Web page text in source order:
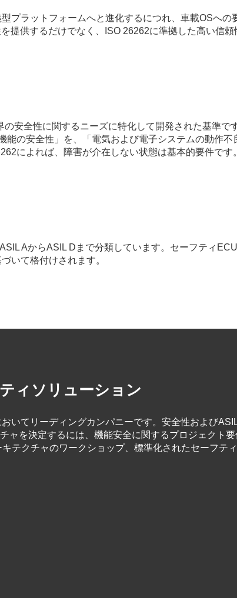
ラットフォームへと進化するにつれ、車載OSへの
提供するだけでなく、ISO 26262に準拠した高い信
安全性に関するニーズに特化して開発された基準で
の安全性」を、「電気および電子システムの動作
によれば、障害が介在しない状態は基本的要件で
AからASIL Dまで分類しています。セーフティ
いて格付けされます。
ィソリューション
いてリーディングカンパニーです。安全性および
ャを決定するには、機能安全に関するプロジェクト
テクチャのワークショップ、標準化されたセーフテ